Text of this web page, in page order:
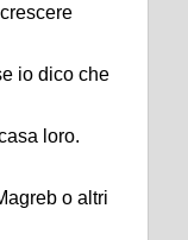
io dico che
loro.
o altri